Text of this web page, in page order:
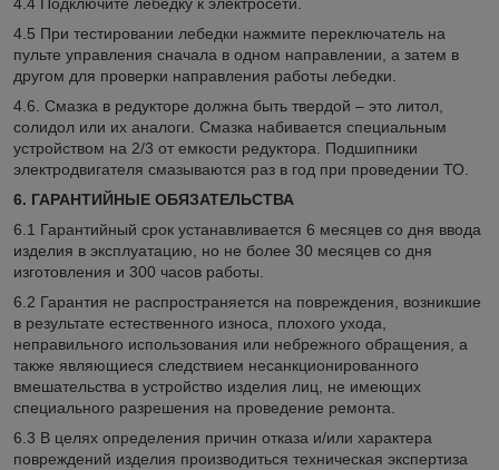
4.4 Подключите лебедку к электросети.
4.5 При тестировании лебедки нажмите переключатель на
пульте управления сначала в одном направлении, а затем в
другом для проверки направления работы лебедки.
4.6. Смазка в редукторе должна быть твердой – это литол,
солидол или их аналоги. Смазка набивается специальным
устройством на 2/3 от емкости редуктора. Подшипники
электродвигателя смазываются раз в год при проведении ТО.
6. ГАРАНТИЙНЫЕ ОБЯЗАТЕЛЬСТВА
6.1 Гарантийный срок устанавливается 6 месяцев со дня ввода
изделия в эксплуатацию, но не более 30 месяцев со дня
изготовления и 300 часов работы.
6.2 Гарантия не распространяется на повреждения, возникшие
в результате естественного износа, плохого ухода,
неправильного использования или небрежного обращения, а
также являющиеся следствием несанкционированного
вмешательства в устройство изделия лиц, не имеющих
специального разрешения на проведение ремонта.
6.3 В целях определения причин отказа и/или характера
повреждений изделия производиться техническая экспертиза